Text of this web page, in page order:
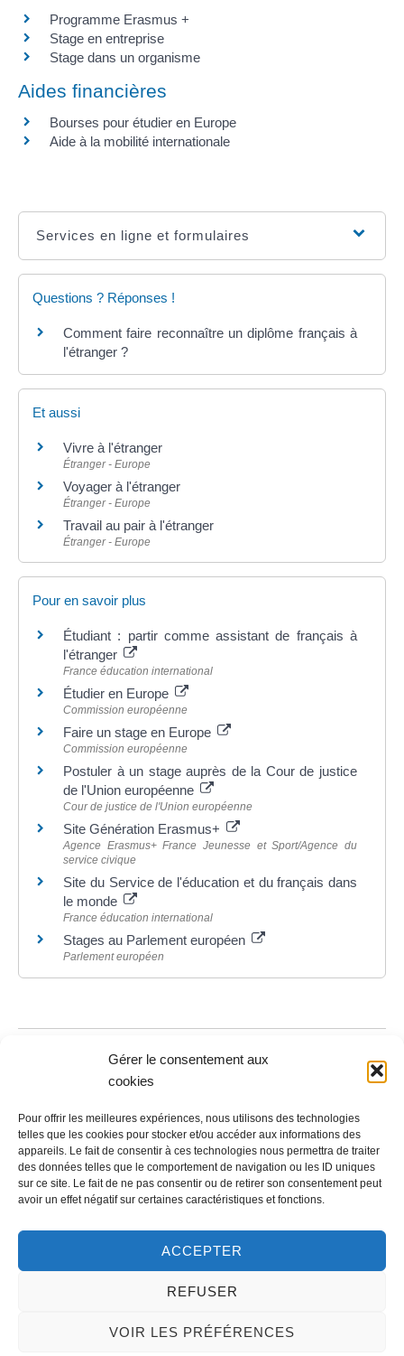
Gérer le consentement aux
cookies
Pour offrir les meilleures expériences, nous utilisons des technologies
telles que les cookies pour stocker et/ou accéder aux informations des
appareils. Le fait de consentir à ces technologies nous permettra de traiter
des données telles que le comportement de navigation ou les ID uniques
sur ce site. Le fait de ne pas consentir ou de retirer son consentement peut
avoir un effet négatif sur certaines caractéristiques et fonctions.
ACCEPTER
REFUSER
VOIR LES PRÉFÉRENCES
Contact
LA MAIRIE
32 rue du Général-de-Gaulle
45130 – Meung-sur-Loire
Programme Erasmus +
Stage en entreprise
Stage dans un organisme
Aides financières
Bourses pour étudier en Europe
Aide à la mobilité internationale
Services en ligne et formulaires
Questions ? Réponses !
Comment faire reconnaître un diplôme français à
l'étranger ?
Et aussi
Vivre à l'étranger
Étranger - Europe
Voyager à l'étranger
Étranger - Europe
Travail au pair à l'étranger
Étranger - Europe
Pour en savoir plus
Étudiant : partir comme assistant de français à
l'étranger
France éducation international
Étudier en Europe
Commission européenne
Faire un stage en Europe
Commission européenne
Postuler à un stage auprès de la Cour de justice
de l'Union européenne
Cour de justice de l'Union européenne
Site Génération Erasmus+
Agence Erasmus+ France Jeunesse et Sport/Agence du
service civique
Site du Service de l'éducation et du français dans
le monde
France éducation international
Stages au Parlement européen
Parlement européen
Direction de l'information légale et administrative